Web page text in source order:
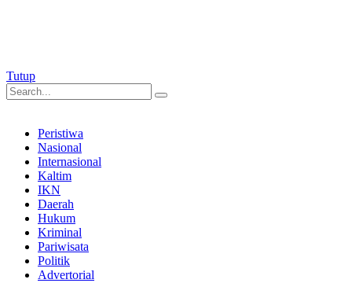
Tutup
Peristiwa
Nasional
Internasional
Kaltim
IKN
Daerah
Hukum
Kriminal
Pariwisata
Politik
Advertorial